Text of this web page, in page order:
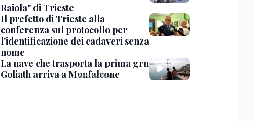
Raiola" di Trieste
Il prefetto di Trieste alla
conferenza sul protocollo per
l'identificazione dei cadaveri senza
nome
La nave che trasporta la prima gru
Goliath arriva a Monfalcone